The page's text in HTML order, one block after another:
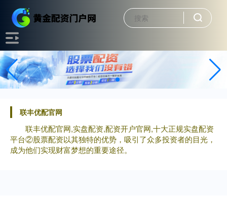
联丰优配官网
联丰优配官网,实盘配资,配资开户官网,十大正规实盘配资
平台②股票配资以其独特的优势，吸引了众多投资者的目光，
成为他们实现财富梦想的重要途径。